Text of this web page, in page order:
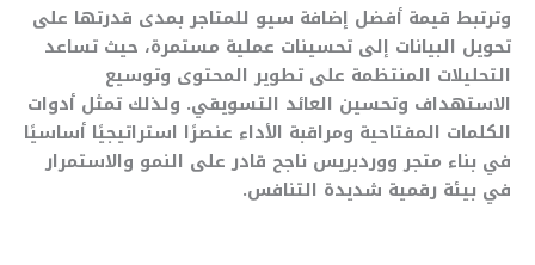
وترتبط قيمة أفضل إضافة سيو للمتاجر بمدى قدرتها على
تحويل البيانات إلى تحسينات عملية مستمرة، حيث تساعد
التحليلات المنتظمة على تطوير المحتوى وتوسيع
الاستهداف وتحسين العائد التسويقي. ولذلك تمثل أدوات
الكلمات المفتاحية ومراقبة الأداء عنصرًا استراتيجيًا أساسيًا
في بناء متجر ووردبريس ناجح قادر على النمو والاستمرار
في بيئة رقمية شديدة التنافس.